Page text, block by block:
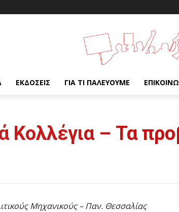
ΕΚΔΌΣΕΙΣ ΓΙΑ ΤΙ ΠΑΛΕΎΟΥΜΕ
Κολλέγια – Τα
Μηχανικούς – Παν. Θεσσαλίας